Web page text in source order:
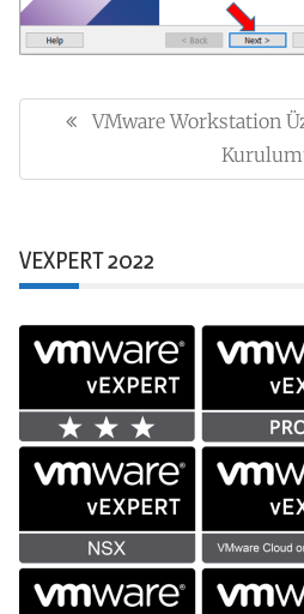
gezinmesiPrevious
VMware Workstation
VEXPERT 2022